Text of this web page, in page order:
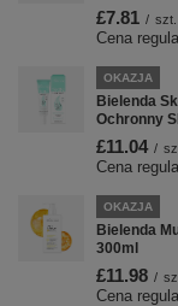
£7.81 / szt.
Cena
OKAZJA
Bielenda
Ochronny
£11.04 /
Cena
OKAZJA
Bielenda
300ml
£11.98 /
Cena